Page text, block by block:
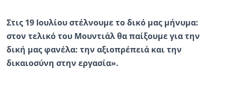
Στις 19 Ιουλίου στέλνουμε το δικό μας μήνυμα:
στον τελικό του Μουντιάλ θα παίξουμε για την
δική μας φανέλα: την αξιοπρέπειά και την
δικαιοσύνη στην εργασία».